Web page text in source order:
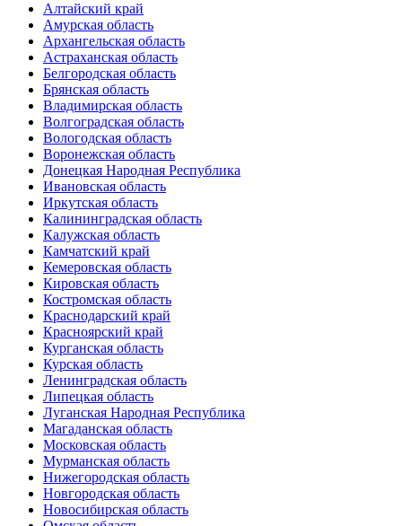
Алтайский край
Амурская область
Архангельская область
Астраханская область
Белгородская область
Брянская область
Владимирская область
Волгоградская область
Вологодская область
Воронежская область
Донецкая Народная Республика
Ивановская область
Иркутская область
Калининградская область
Калужская область
Камчатский край
Кемеровская область
Кировская область
Костромская область
Краснодарский край
Красноярский край
Курганская область
Курская область
Ленинградская область
Липецкая область
Луганская Народная Республика
Магаданская область
Московская область
Мурманская область
Нижегородская область
Новгородская область
Новосибирская область